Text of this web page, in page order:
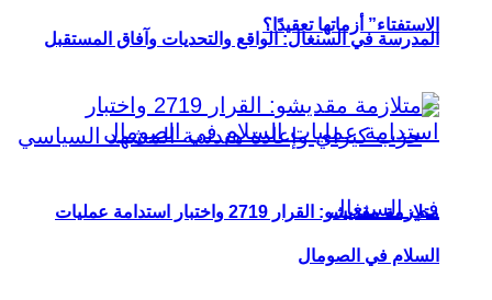
الاستفتاء” أزماتها تعقيدًا؟
المدرسة في السنغال: الواقع والتحديات وآفاق المستقبل
متلازمة مقديشو: القرار 2719 واختبار استدامة عمليات
السلام في الصومال